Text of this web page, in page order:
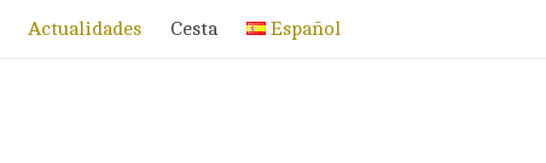
Actualidades Cesta Español